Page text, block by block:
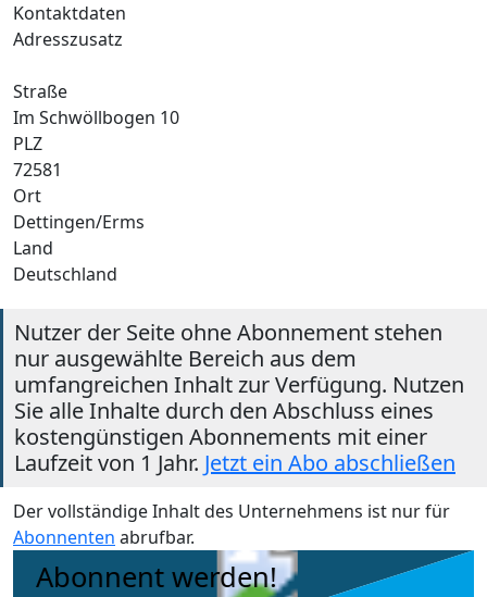
Kontaktdaten
Adresszusatz
Straße
Im Schwöllbogen 10
PLZ
72581
Ort
Dettingen/Erms
Land
Deutschland
Nutzer der Seite ohne Abonnement stehen
nur ausgewählte Bereich aus dem
umfangreichen Inhalt zur Verfügung. Nutzen
Sie alle Inhalte durch den Abschluss eines
kostengünstigen Abonnements mit einer
Laufzeit von 1 Jahr. Jetzt ein Abo abschließen
Der vollständige Inhalt des Unternehmens ist nur für
Abonnenten abrufbar.
Abonnent werden!